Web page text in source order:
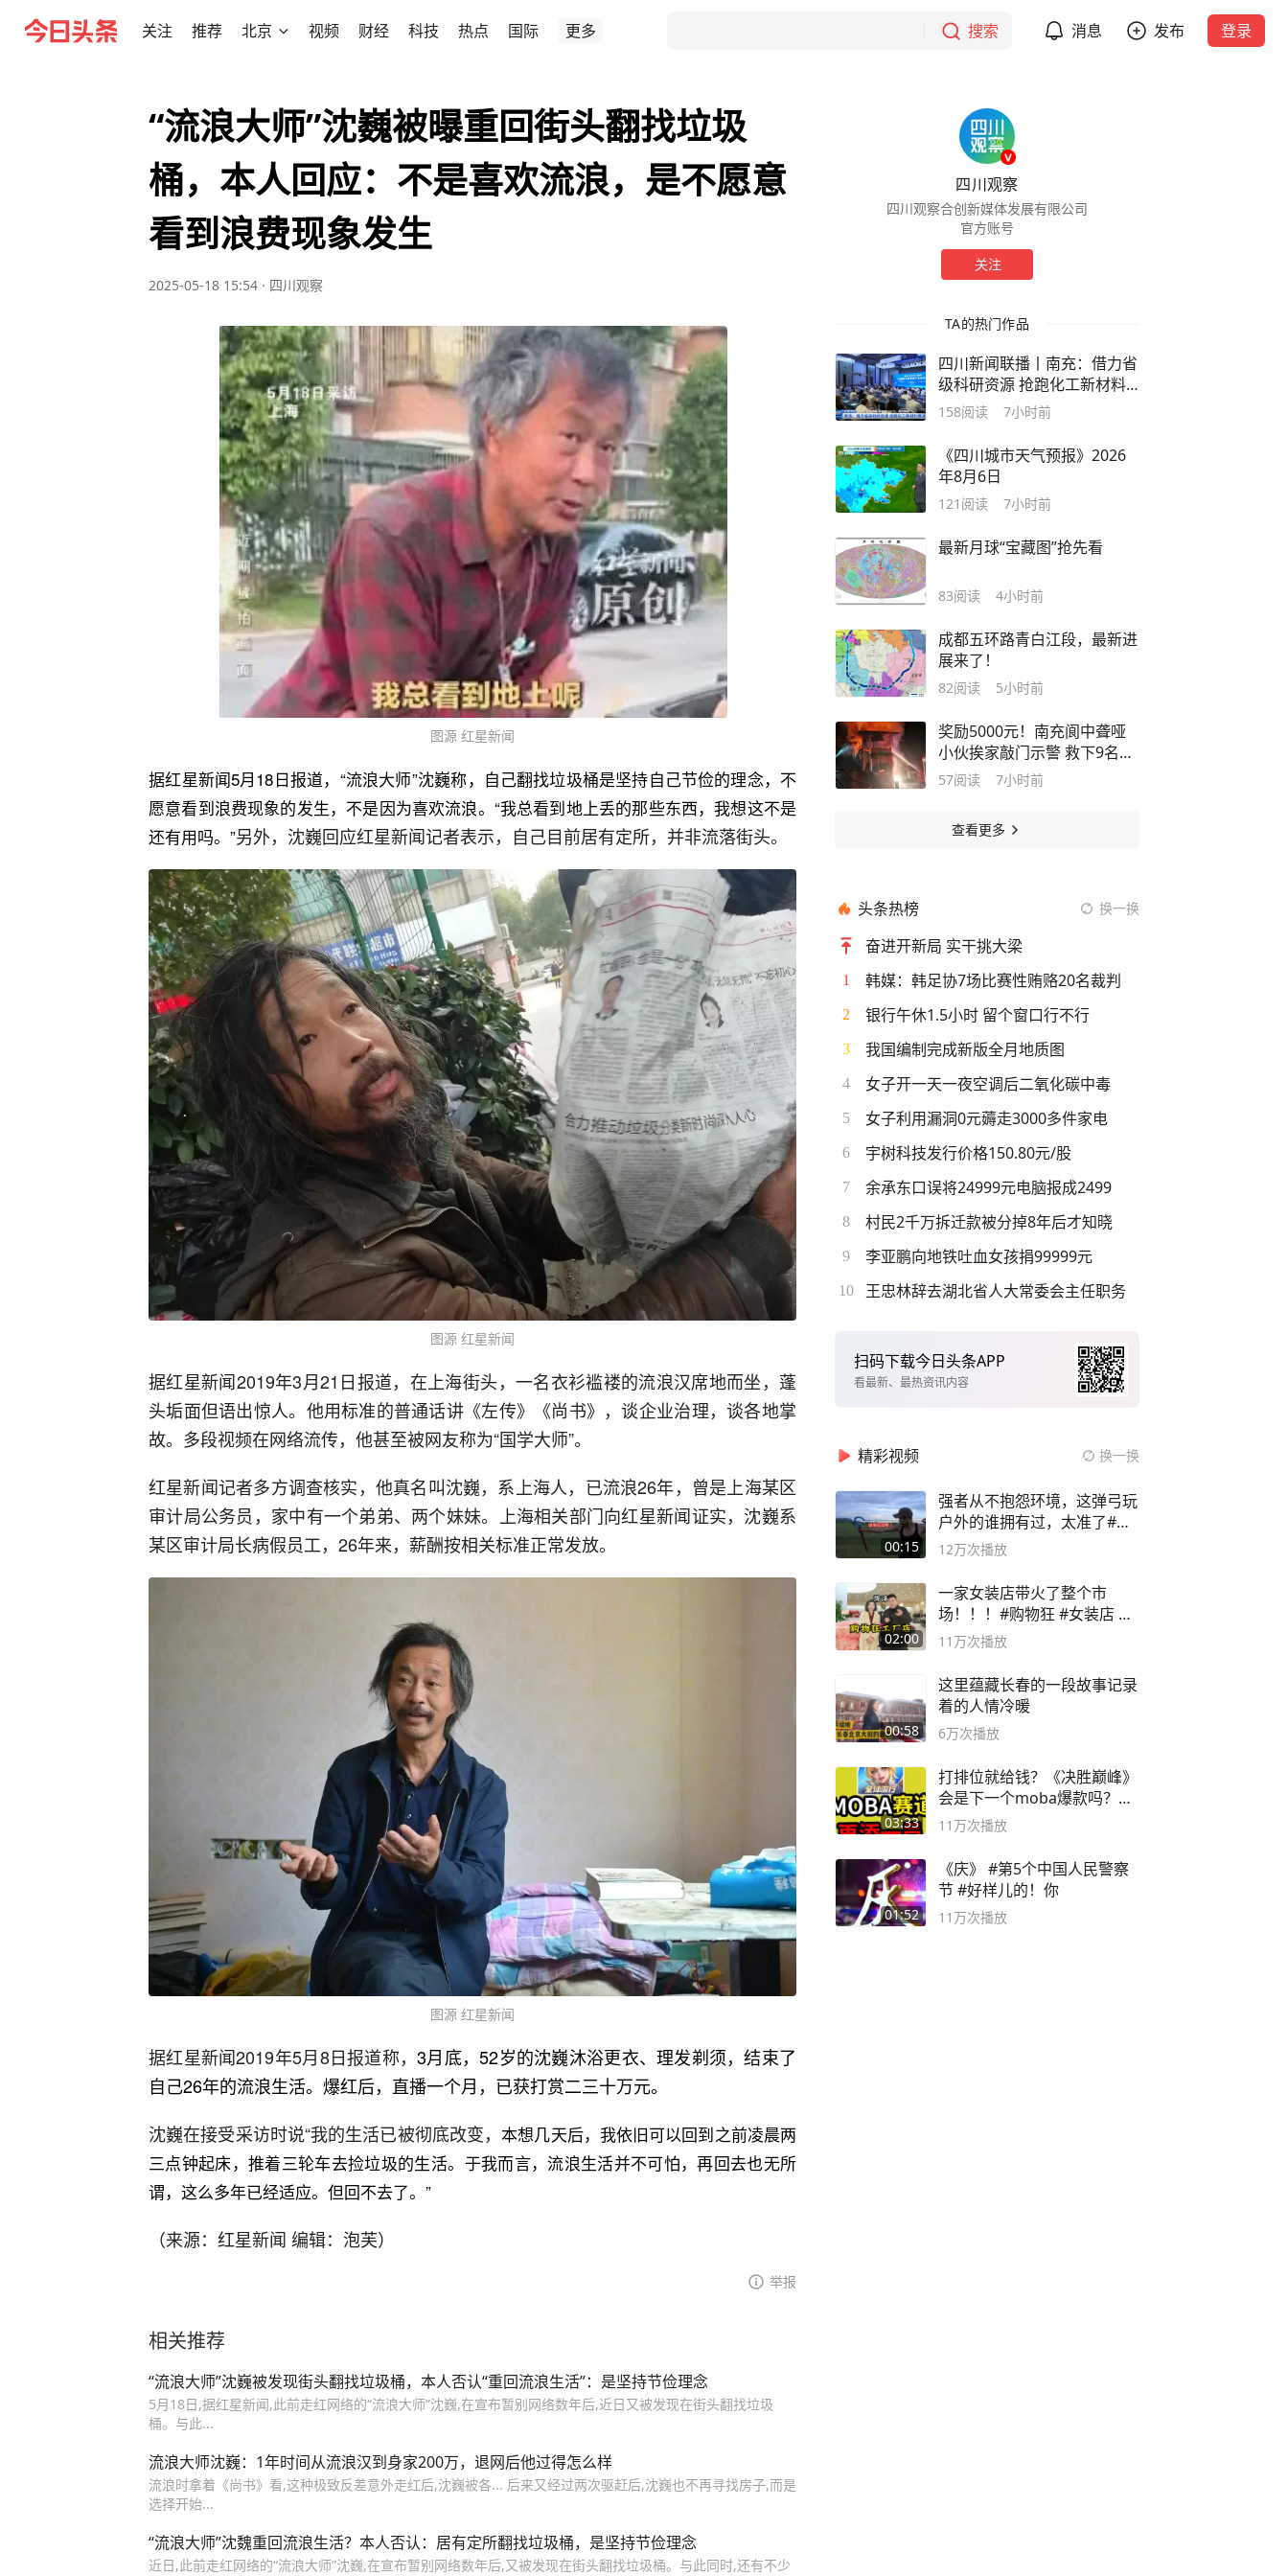
关注 推荐 北京 视频 财经 科技 热点 国际 更多 搜索 消息 发布 登录
“流浪大师”沈巍被曝重回街头翻找垃圾
桶，本人回应：不是喜欢流浪，是不愿意
看到浪费现象发生
2025-05-18 15:54 · 四川观察
图源 红星新闻
据‬红星新闻‬5月18日报道‬，“流浪‬大师‬”沈巍称‬，自己翻找垃圾桶是坚持自己节俭的理念，不
愿意看到浪费现象的发生，不是因为喜欢流浪。“我总看到地上丢的那些东西，我想这不是
还有用吗。”另外，沈巍回应红星新闻记者表示，自己目前居有定所，并非流落街头。
图源 红星新闻
据红星新闻2019年3月21日报道，在上海街头，一名衣衫褴褛的流浪汉席地而坐，蓬
头垢面但语出惊人。他用标准的普通话讲《左传》《尚书》，谈企业治理，谈各地掌
故。多段视频在网络流传，他甚至被网友称为“国学大师”。
红星新闻记者多方调查核实，他真名叫沈巍，系上海人，已流浪26年，曾是上海某区
审计局公务员，家中有一个弟弟、两个妹妹。上海相关部门向红星新闻证实，沈巍系
某区审计局长病假员工，26年来，薪酬按相关标准正常发放。
图源 红星新闻
据红星新闻2019年5月8日报道称，3月底，52岁的沈巍沐浴更衣、理发剃须，结束了
自己26年的流浪生活。爆红后‬，直播一个月‬，已获‬打赏‬二‬三十‬万元‬。
沈巍在接受采访时说“我的生活已被彻底改变，本想几天后，我依旧可以回到之前凌晨两
三点钟起床，推着三轮车去捡垃圾的生活‬‬。于我而言，流浪生活并不可怕，再回去也无所
谓，这么多年已经适应。但回不去了。”
（来源：红星新闻 编辑：泡芙）
举报
相关推荐
“流浪大师”沈巍被发现街头翻找垃圾桶，本人否认“重回流浪生活”：是坚持节俭理念
5月18日,据红星新闻,此前走红网络的“流浪大师”沈巍,在宣布暂别网络数年后,近日又被发现在街头翻找垃圾
桶。与此...
流浪大师沈巍：1年时间从流浪汉到身家200万，退网后他过得怎么样
流浪时拿着《尚书》看,这种极致反差意外走红后,沈巍被各... 后来又经过两次驱赶后,沈巍也不再寻找房子,而是
选择开始...
“流浪大师”沈魏重回流浪生活？本人否认：居有定所翻找垃圾桶，是坚持节俭理念
近日,此前走红网络的“流浪大师”沈巍,在宣布暂别网络数年后,又被发现在街头翻找垃圾桶。与此同时,还有不少
四川观察
四川观察合创新媒体发展有限公司
官方账号
关注
TA的热门作品
四川新闻联播丨南充：借力省
级科研资源 抢跑化工新材料
赛道
158阅读 7小时前
《四川城市天气预报》2026
年8月6日
121 阅读 7小时前
最新月球“宝藏图”抢先看
83阅读 4小时前
成都五环路青白江段，最新进
展来了！
82阅读 5小时前
奖励5000元！南充阆中聋哑
小伙挨家敲门示警 救下9名乡
邻丨寻找身边好人（55）
57阅读 7小时前
查看更多
头条热榜 换一换
奋进开新局 实干挑大梁
1 韩媒：韩足协7场比赛性贿赂20名裁判
2 银行午休1.5小时 留个窗口行不行
3 我国编制完成新版全月地质图
4 女子开一天一夜空调后二氧化碳中毒
5 女子利用漏洞0元薅走3000多件家电
6 宇树科技发行价格150.80元/股
7 余承东口误将24999元电脑报成2499
8 村民2千万拆迁款被分掉8年后才知晓
9 李亚鹏向地铁吐血女孩捐99999元
10 王忠林辞去湖北省人大常委会主任职务
扫码下载今日头条APP
看最新、最热资讯内容
精彩视频 换一换
00:15
强者从不抱怨环境，这弹弓玩
户外的谁拥有过，太准了#弹
弓#户外
12万次播放
02:00
一家女装店带火了整个市
场！！！#购物狂 #女装店 #
高品质女装
11万次播放
00:58
这里蕴藏长春的一段故事记录
着的人情冷暖
6万次播放
03:33
打排位就给钱？《决胜巅峰》
会是下一个moba爆款吗？#
决胜巅峰
11万次播放
01:52
《庆》 #第5个中国人民警察
节 #好样儿的！你
11万次播放